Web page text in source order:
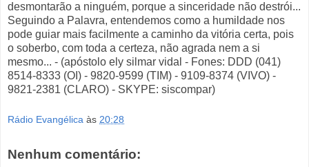
desmontarão a ninguém, porque a sinceridade não destrói...
Seguindo a Palavra, entendemos como a humildade nos
pode guiar mais facilmente a caminho da vitória certa, pois
o soberbo, com toda a certeza, não agrada nem a si
mesmo... - (apóstolo ely silmar vidal - Fones: DDD (041)
8514-8333 (OI) - 9820-9599 (TIM) - 9109-8374 (VIVO) -
9821-2381 (CLARO) - SKYPE: siscompar)
Rádio Evangélica às 20:28
Nenhum comentário: